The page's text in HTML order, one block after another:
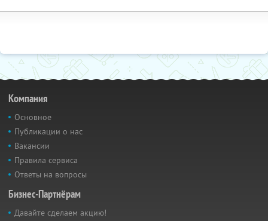
Компания
Основное
Публикации о нас
Вакансии
Правила сервиса
Ответы на вопросы
Бизнес-Партнёрам
Давайте сделаем акцию!